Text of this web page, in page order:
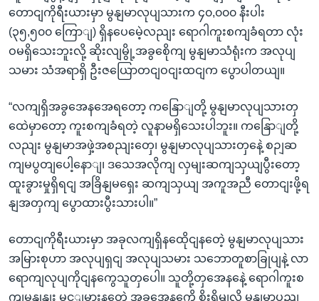
တောငျကိုရီးယားမှာ မွနျမာလုပျသားက ၄၀,၀၀၀ နီးပါး
(၃၅,၅၀၀ ကြောျ) ရှိနပေမေဲ့လညျး ရောဂါကူးစကျခံရတာ လုံး
ဝမရှိသေးဘူးလို့ ဆိုးလျမွို့အခွစေိုကျ မွနျမာသံရုံးက အလုပျ
သမား သံအရာရှိ ဦးဇယြောတငျဝငျးထငျက ပွောပါတယျ။
“လကျရှိအခွအေနအေရတော့ ကနြောျတို့ မွနျမာလုပျသားတှ
ထေဲမှာတော့ ကူးစကျခံရတဲ့ လူနာမရှိသေးပါဘူး။ ကနြောျတို့
လညျး မွနျမာအဖှဲ့အစညျးတှေ၊ မွနျမာလုပျသားတှနေဲ့ စဉျဆ
ကျမပွတျပေါ့နောျ၊ ဒသေအလိုကျ လှမျးဆကျသှယျပွီးတော့
ထူးခွားမှုရှိရငျ အခြိနျမရှေး ဆကျသှယျ အကူအညီ တောငျးဖို့ရ
နျအတှကျ ပွောထားပွီးသားပါ။”
တောငျကိုရီးယားမှာ အခုလကျရှိနထေိုငျနတေဲ့ မွနျမာလုပျသား
အမြားစုဟာ အလုပျရှငျ အလုပျသမား သဘောတူစာခြုပျနဲ့ လာ
ရောကျလုပျကိုငျနကွေသူတှပေါ။ သူတို့တှအေနနေဲ့ ရောဂါကူးစ
ကျမှုနှုနျး မွင့ျမားနတေဲ့ အခွအေနကေို စိုးရိမျလို့ မွနျမာပွညျ